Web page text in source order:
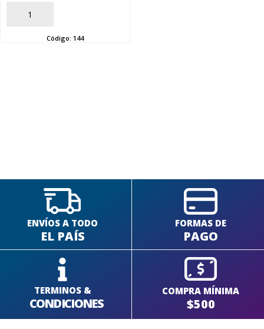
AÑADIR
Código: 144
ENVÍOS A TODO
EL PAÍS
FORMAS DE
PAGO
TERMINOS &
CONDICIONES
COMPRA MÍNIMA
$500